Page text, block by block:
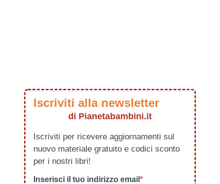
Iscriviti alla newsletter
di Pianetabambini.it
Iscriviti per ricevere aggiornamenti sul
nuovo materiale gratuito e codici sconto
per i nostri libri!
Inserisci il tuo indirizzo email